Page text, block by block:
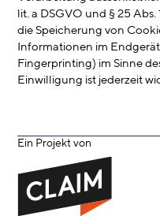
lit. a DSGVO und § 25
die Speicherung von
Informationen im
Fingerprinting) im Sinne
Einwilligung ist jederzeit
Ein Projekt von